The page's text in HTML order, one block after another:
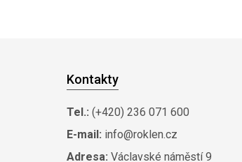
Kontakty
Tel.: (+420) 236 071 600
E-mail: info@roklen.cz
Adresa: Václavské náměstí 9